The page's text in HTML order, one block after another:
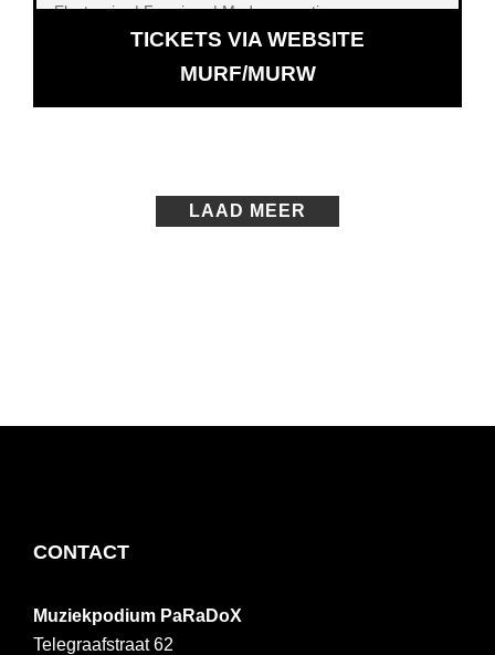
Electronics | Free jazz | Modern creative
TICKETS VIA WEBSITE
MURF/MURWOPENT
IN
LAAD MEER
FOOTER
CONTACT
Muziekpodium PaRaDoX
Telegraafstraat 62